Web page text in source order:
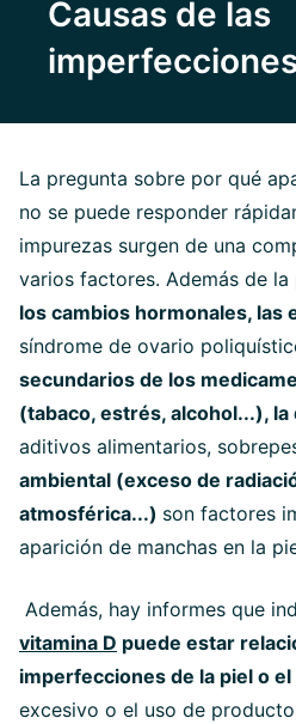
Causas de las
La pregunta sobre por qué
no se puede responder
impurezas surgen de una
varios factores. Además de la
los cambios hormonales, las
síndrome de ovario
secundarios de los
(tabaco, estrés, alcohol...), la
aditivos alimentarios,
ambiental (exceso de
atmosférica...) son factores
aparición de manchas en la
Además, hay informes que
vitamina D puede estar
imperfecciones de la piel o el
excesivo o el uso de